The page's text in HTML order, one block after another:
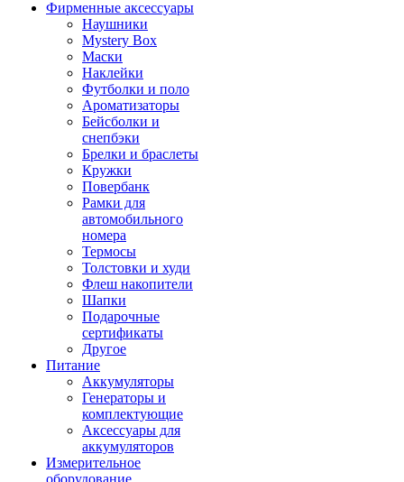
Фирменные аксессуары
Наушники
Mystery Box
Маски
Наклейки
Футболки и поло
Ароматизаторы
Бейсболки и
снепбэки
Брелки и браслеты
Кружки
Повербанк
Рамки для
автомобильного
номера
Термосы
Толстовки и худи
Флеш накопители
Шапки
Подарочные
сертификаты
Другое
Питание
Аккумуляторы
Генераторы и
комплектующие
Аксессуары для
аккумуляторов
Измерительное
оборудование